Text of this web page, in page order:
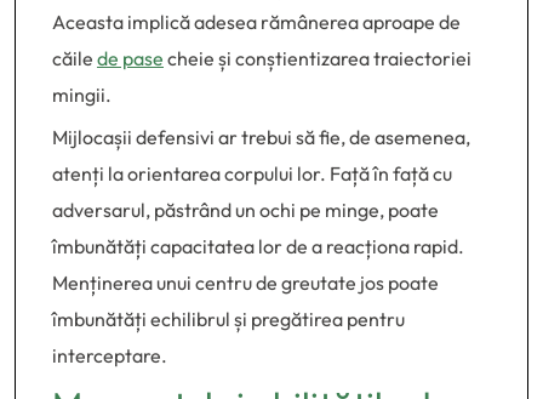
Aceasta implică adesea rămânerea aproape de
căile de pase cheie și conștientizarea traiectoriei
mingii.
Mijlocașii defensivi ar trebui să fie, de asemenea,
atenți la orientarea corpului lor. Față în față cu
adversarul, păstrând un ochi pe minge, poate
îmbunătăți capacitatea lor de a reacționa rapid.
Menținerea unui centru de greutate jos poate
îmbunătăți echilibrul și pregătirea pentru
interceptare.